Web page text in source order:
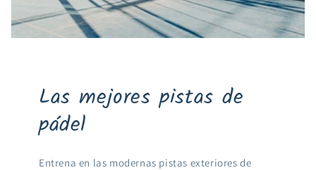
Las mejores pistas de
pádel
Entrena en las modernas pistas exteriores de